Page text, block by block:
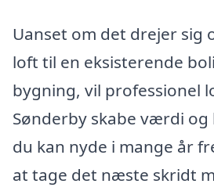
Uanset om det drejer sig
loft til en eksisterende
bygning, vil professionel
Sønderby skabe værdi
du kan nyde i mange år
at tage det næste skridt